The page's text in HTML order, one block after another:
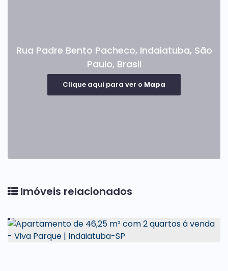
Rua Padre Bento Pacheco, Indaiatuba, São
Paulo, Brasil
Clique aqui para ver o Mapa
Imóveis relacionados